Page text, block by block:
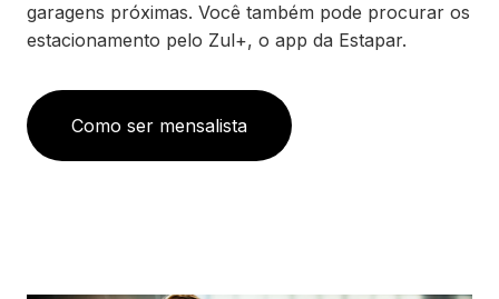
garagens próximas. Você também pode procurar os
estacionamento pelo Zul+, o app da Estapar.
Como ser mensalista